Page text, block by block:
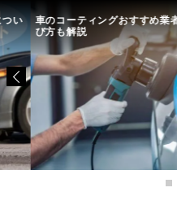
い 車のコーティングおすすめ業
び方も解説